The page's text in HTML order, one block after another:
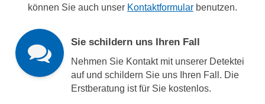
können Sie auch unser Kontaktformular benutzen.
Sie schildern uns Ihren Fall
Nehmen Sie Kontakt mit unserer Detektei
auf und schildern Sie uns Ihren Fall. Die
Erstberatung ist für Sie kostenlos.